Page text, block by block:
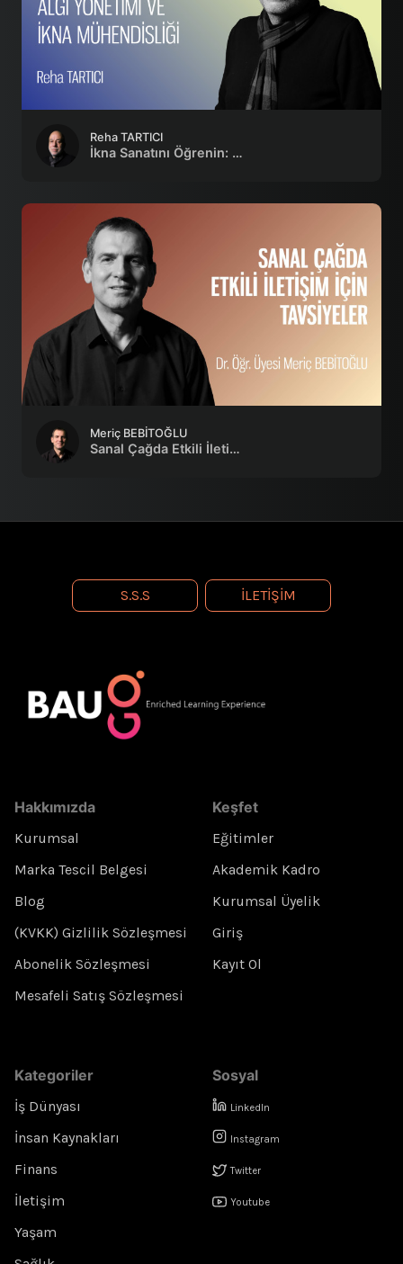
Reha TARTICI
İkna Sanatını Öğrenin: Algı Yönetimi ve İkna Mühendisliği
Meriç BEBİTOĞLU
Sanal Çağda Etkili İletişim İçin Tavsiyeler
S.S.S İLETIŞIM
Hakkımızda
Kurumsal
Marka Tescil Belgesi
Blog
(KVKK) Gizlilik Sözleşmesi
Abonelik Sözleşmesi
Mesafeli Satış Sözleşmesi
Keşfet
Eğitimler
Akademik Kadro
Kurumsal Üyelik
Giriş
Kayıt Ol
Kategoriler
İş Dünyası
İnsan Kaynakları
Finans
İletişim
Yaşam
Sosyal
LinkedIn
Instagram
Twitter
Youtube